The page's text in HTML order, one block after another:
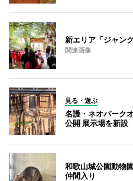
新エリア「ジャン
関連画像
見る・遊ぶ
名護・ネオパーク
公開 展示場を新設
和歌山城公園動物
仲間入り